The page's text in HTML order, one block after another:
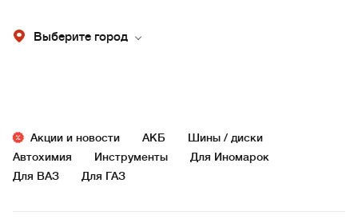
Выберите город
Акции и новости АКБ
Шины / диски
Автохимия
Инструменты
Для Иномарок
Для ВАЗ
Для ГАЗ